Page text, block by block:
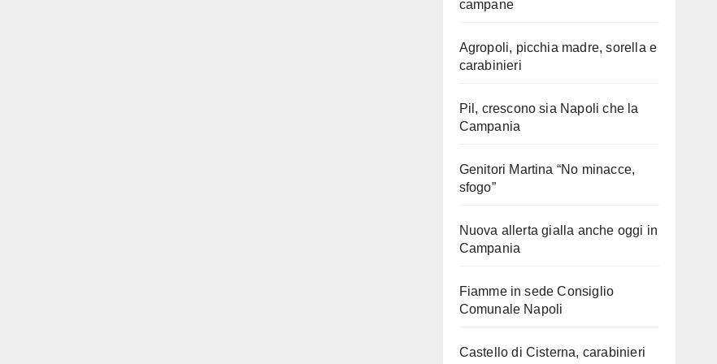
campane
Agropoli, picchia madre, sorella e
carabinieri
Pil, crescono sia Napoli che la
Campania
Genitori Martina “No minacce,
sfogo”
Nuova allerta gialla anche oggi in
Campania
Fiamme in sede Consiglio
Comunale Napoli
Castello di Cisterna, carabinieri